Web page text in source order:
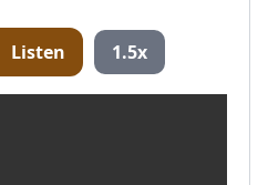
Listen 1.5x